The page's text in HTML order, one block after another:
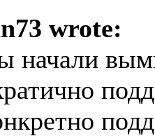
wrote:
начали